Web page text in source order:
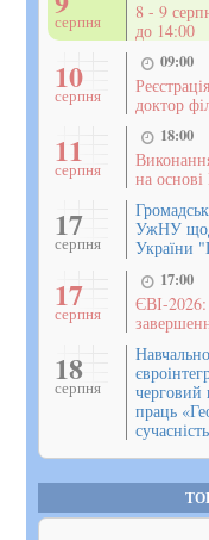
серпня
8 - 9
до 14:00
10
серпня
09:00
доктор
11
серпня
18:00
на
17
серпня
УжНУ
України
17
серпня
17:00
ЄВІ-2026:
18
серпня
черговий
праць